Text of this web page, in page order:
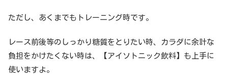
ただし、あくまでもトレーニング時です。
レース前後等のしっかり糖質をとりたい時、カラダに余計な
負担をかけたくない時は、【アイソトニック飲料】も上手に
使いますよ。